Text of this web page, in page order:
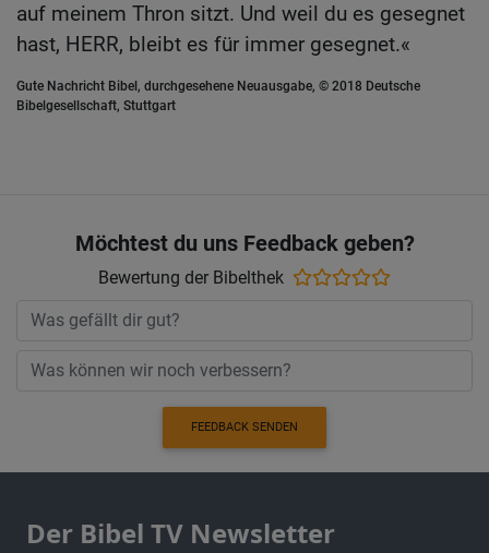
auf meinem Thron sitzt. Und weil du es gesegnet
hast, HERR, bleibt es für immer gesegnet.«
Gute Nachricht Bibel, durchgesehene Neuausgabe, © 2018 Deutsche
Bibelgesellschaft, Stuttgart
Möchtest du uns Feedback geben?
Bewertung der Bibelthek
FEEDBACK SENDEN
Der Bibel TV Newsletter